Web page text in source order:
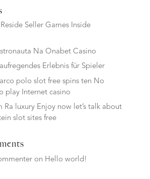
Seller Games Inside
Na Onabet Casino
Erlebnis für Spieler
polo slot free spins ten No
play Internet casino
Ra luxury Enjoy now let’s talk about
slot sites free
on Hello world!